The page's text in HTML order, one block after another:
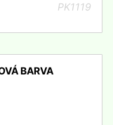
PK1119
BARVA